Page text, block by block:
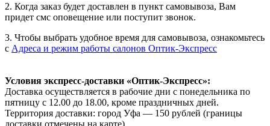
2. Когда заказ будет доставлен в пункт самовывоза, Вам
придет смс оповещение или поступит звонок.
3. Чтобы выбрать удобное время для самовывоза, ознакомьтесь
с Адреса и режим работы салонов Оптик-Экспресс
Условия экспресс-доставки «Оптик-Экспресс»:
Доставка осуществляется в рабочие дни с понедельника по
пятницу с 12.00 до 18.00, кроме праздничных дней.
Территория доставки: город Уфа — 150 рублей (границы
доставки отмечены на карте).